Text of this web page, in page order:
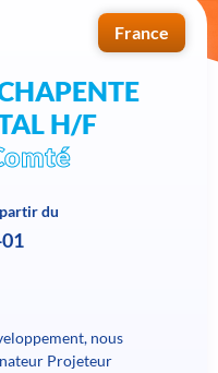
France
H/F
du
nous
Projeteur